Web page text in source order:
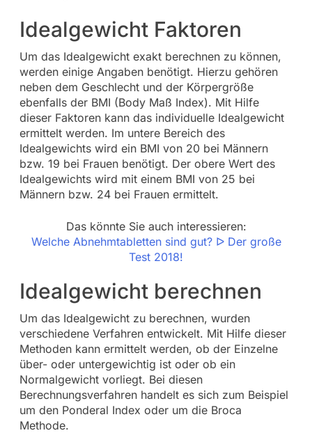
Idealgewicht Faktoren
Um das Idealgewicht exakt berechnen zu können,
werden einige Angaben benötigt. Hierzu gehören
neben dem Geschlecht und der Körpergröße
ebenfalls der BMI (Body Maß Index). Mit Hilfe
dieser Faktoren kann das individuelle Idealgewicht
ermittelt werden. Im untere Bereich des
Idealgewichts wird ein BMI von 20 bei Männern
bzw. 19 bei Frauen benötigt. Der obere Wert des
Idealgewichts wird mit einem BMI von 25 bei
Männern bzw. 24 bei Frauen ermittelt.
Das könnte Sie auch interessieren:
Welche Abnehmtabletten sind gut? ᐅ Der große
Test 2018!
Idealgewicht berechnen
Um das Idealgewicht zu berechnen, wurden
verschiedene Verfahren entwickelt. Mit Hilfe dieser
Methoden kann ermittelt werden, ob der Einzelne
über- oder untergewichtig ist oder ob ein
Normalgewicht vorliegt. Bei diesen
Berechnungsverfahren handelt es sich zum Beispiel
um den Ponderal Index oder um die Broca
Methode.